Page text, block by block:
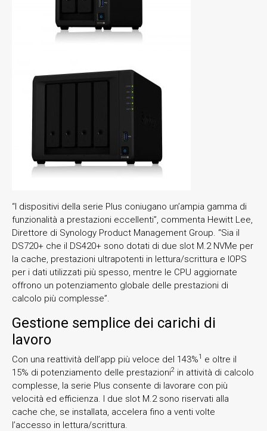
“I dispositivi della serie Plus coniugano un’ampia gamma di
funzionalità a prestazioni eccellenti”, commenta Hewitt Lee,
Direttore di Synology Product Management Group. “Sia il
DS720+ che il DS420+ sono dotati di due slot M.2 NVMe per
la cache, prestazioni ultrapotenti in lettura/scrittura e IOPS
per i dati utilizzati più spesso, mentre le CPU aggiornate
offrono un potenziamento globale delle prestazioni di
calcolo più complesse”.
Gestione semplice dei carichi di
lavoro
Con una reattività dell’app più veloce del 143%1 e oltre il
15% di potenziamento delle prestazioni2 in attività di calcolo
complesse, la serie Plus consente di lavorare con più
velocità ed efficienza. I due slot M.2 sono riservati alla
cache che, se installata, accelera fino a venti volte
l’accesso in lettura/scrittura.